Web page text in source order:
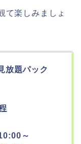
て楽しみましょ
放題パック
～